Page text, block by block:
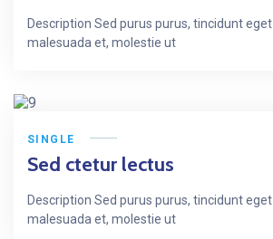
Description Sed purus purus, tincidunt eget
malesuada et, molestie ut
SINGLE
Sed ctetur lectus
Description Sed purus purus, tincidunt eget
malesuada et, molestie ut